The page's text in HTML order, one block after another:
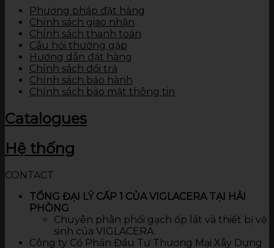
Phương pháp đặt hàng
Chính sách giao nhận
Chính sách thanh toán
Câu hỏi thường gặp
Hướng dẫn đặt hàng
Chính sách đổi trả
Chính sách bảo hành
Chính sách bảo mật thông tin
Catalogues
Hệ thống
CONTACT
TỔNG ĐẠI LÝ CẤP 1 CỦA VIGLACERA TẠI HẢI
PHÒNG
Chuyên phân phối gạch ốp lát và thiết bị vệ
sinh của VIGLACERA.
Công ty Cổ Phần Đầu Tư Thương Mại Xây Dựng